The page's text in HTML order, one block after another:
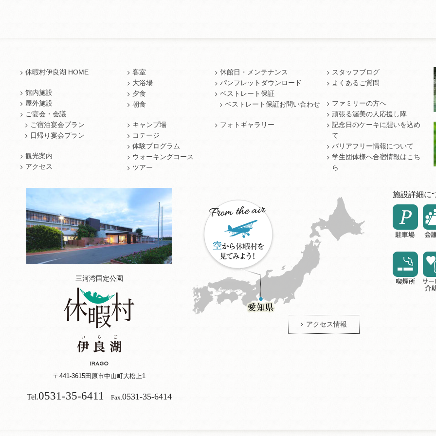
休暇村伊良湖 HOME
館内施設
屋外施設
ご宴会・会議
ご宿泊宴会プラン
日帰り宴会プラン
観光案内
アクセス
客室
大浴場
夕食
朝食
キャンプ場
コテージ
体験プログラム
ウォーキングコース
ツアー
休館日・メンテナンス
パンフレットダウンロード
ベストレート保証
ベストレート保証お問い合わせ
フォトギャラリー
スタッフブログ
よくあるご質問
ファミリーの方へ
頑張る渥美の人応援し隊
記念日のケーキに想いを込め
て
バリアフリー情報について
学生団体様へ合宿情報はこち
ら
三河湾国定公園
〒441-3615田原市中山町大松上1
Tel.0531-35-6411 Fax. 0531-35-6414
アクセス情報
施設詳細に